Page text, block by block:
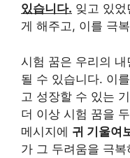
있습니다. 잊고 있
게 해주고, 이를 극
시험 꿈은 우리의
될 수 있습니다. 이
고 성장할 수 있는
더 이상 시험 꿈을
메시지에 귀 기울여
가 그 두려움을 극복